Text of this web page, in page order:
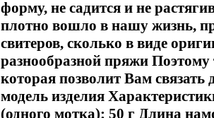
форму, не садится и не
плотно вошло в нашу жизнь,
свитеров, сколько в виде
разнообразной пряжи
которая позволит Вам
модель изделия
(одного мотка): 50 г Длина